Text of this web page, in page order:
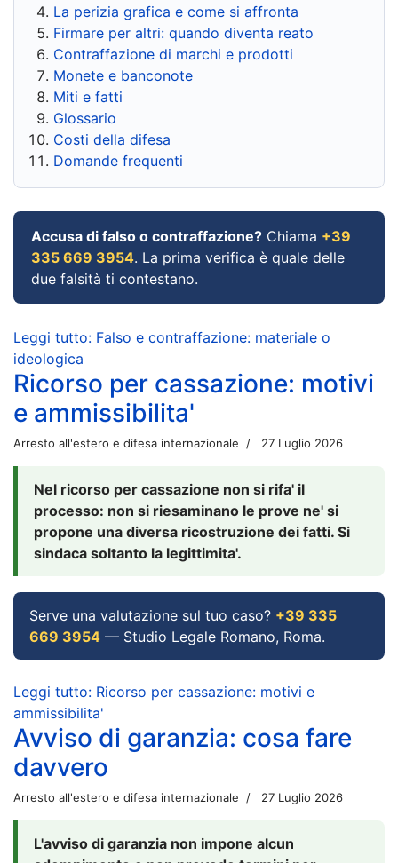
La perizia grafica e come si affronta
Firmare per altri: quando diventa reato
Contraffazione di marchi e prodotti
Monete e banconote
Miti e fatti
Glossario
Costi della difesa
Domande frequenti
Accusa di falso o contraffazione? Chiama +39
335 669 3954. La prima verifica è quale delle
due falsità ti contestano.
Leggi tutto: Falso e contraffazione: materiale o
ideologica
Ricorso per cassazione: motivi
e ammissibilita'
Arresto all'estero e difesa internazionale 27 Luglio 2026
Nel ricorso per cassazione non si rifa' il
processo: non si riesaminano le prove ne' si
propone una diversa ricostruzione dei fatti. Si
sindaca soltanto la legittimita'.
Serve una valutazione sul tuo caso? +39 335
669 3954 — Studio Legale Romano, Roma.
Leggi tutto: Ricorso per cassazione: motivi e
ammissibilita'
Avviso di garanzia: cosa fare
davvero
Arresto all'estero e difesa internazionale 27 Luglio 2026
L'avviso di garanzia non impone alcun